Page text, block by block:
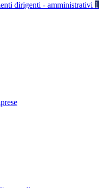
dirigenti - amministrativi 1